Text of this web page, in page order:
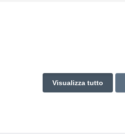
Visualizza tutto